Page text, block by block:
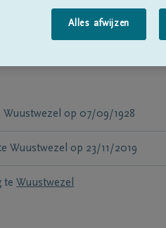
Wuustwezel op 07/09/1928
Wuustwezel op 23/11/2019
te Wuustwezel
Alles afwijzen